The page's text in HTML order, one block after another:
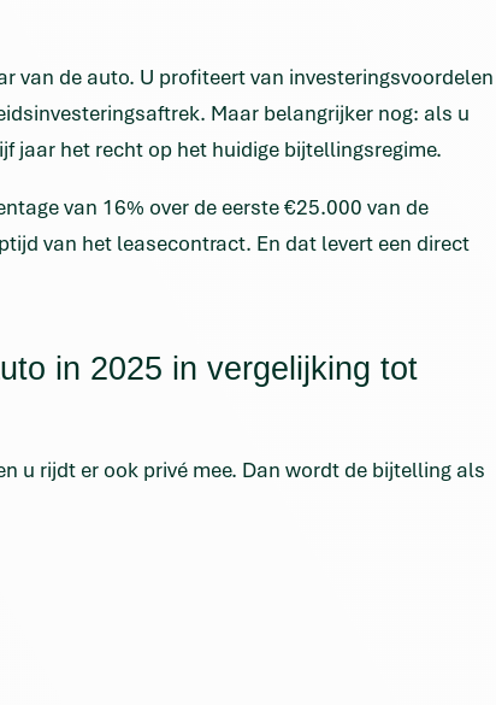
van de auto. U profiteert van investeringsvoordelen
Maar belangrijker nog: als u
jaar het recht op het huidige bijtellingsregime.
van 16% over de eerste €25.000 van de
van het leasecontract. En dat levert een direct
in 2025 in vergelijking tot
u rijdt er ook privé mee. Dan wordt de bijtelling als